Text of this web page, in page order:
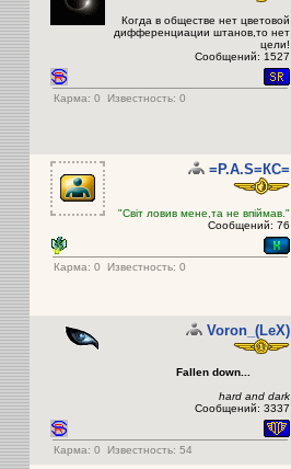
Когда в обществе нет цветовой
дифференциации штанов,то нет
цели!
Сообщений: 1527
Карма: 0 Известность: 0
=P.A.S=КС=
"Світ ловив мене,та не впіймав."
Сообщений: 76
Карма: 0 Известность: 0
Voron_(LeX)
Fallen down...
hard and dark
Сообщений: 3337
Карма: 0 Известность: 54